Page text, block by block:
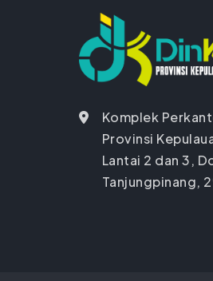
Komplek
Provinsi
Lantai 2 dan 3,
Tanjungpinang,